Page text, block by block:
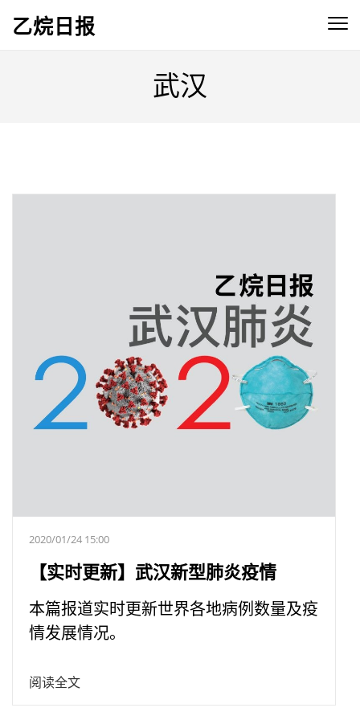
乙烷日报
武汉
2020/01/24 15:00
【实时更新】武汉新型肺炎疫情
本篇报道实时更新世界各地病例数量及疫
情发展情况。
阅读全文